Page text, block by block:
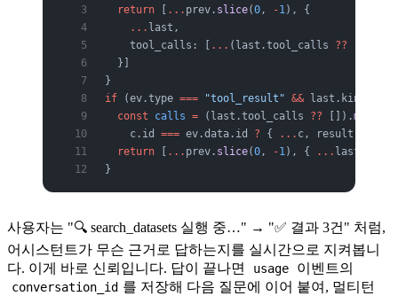
  return
... prev. slice(0, -1), {
    ...
last,
    tool_calls: [
... (last.tool_calls ??
  }]
}
if (ev.type === "tool_result" && last.kind
  const
calls = (last.tool_calls ?? []).map
    c.id
=== ev.data.id ? { ... c, result:
  return
... prev. slice(0, -1), { ... last,
}
사용자는 "🔍 search_datasets 실행 중…" → "✅ 결과 3건" 처럼,
어시스턴트가 무슨 근거로 답하는지를 실시간으로 지켜봅니
다. 이게 바로 신뢰입니다. 답이 끝나면
usage 이벤트의
conversation_id 를 저장해 다음 질문에 이어 붙여, 멀티턴